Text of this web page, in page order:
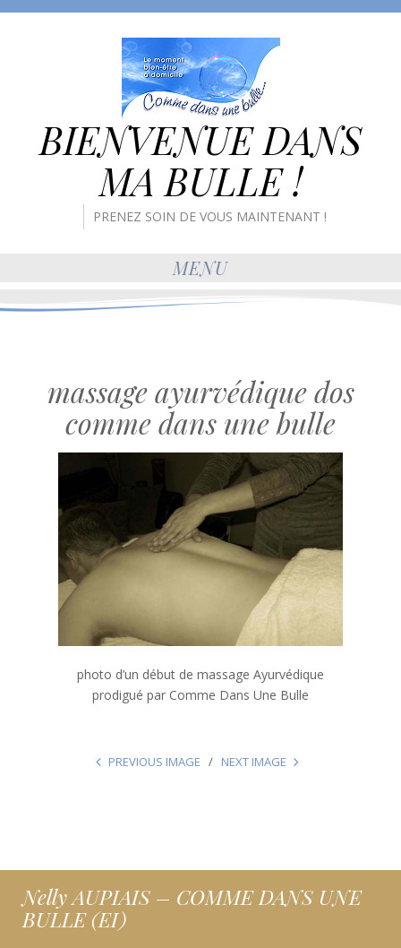
BIENVENUE DANS
MA BULLE !
PRENEZ SOIN DE VOUS MAINTENANT !
MENU
massage ayurvédique dos
comme dans une bulle
photo d’un début de massage Ayurvédique
prodigué par Comme Dans Une Bulle
PREVIOUS IMAGE NEXT IMAGE
Nelly AUPIAIS – COMME DANS UNE
BULLE (EI)